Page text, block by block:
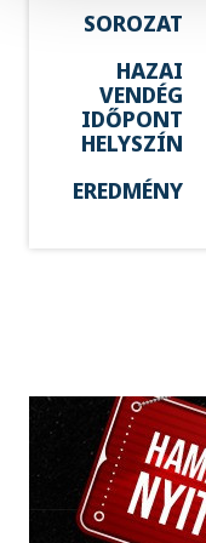
SOROZAT
HAZAI
VENDÉG
IDŐPONT
HELYSZÍN
EREDMÉNY